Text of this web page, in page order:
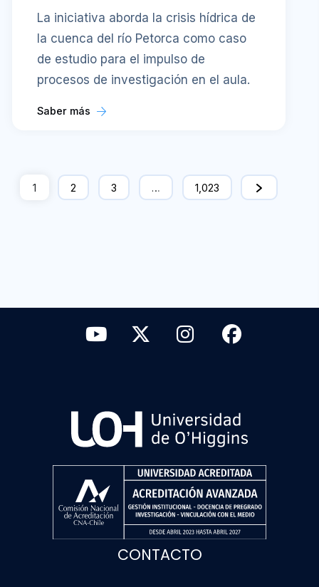
La iniciativa aborda la crisis hídrica de
la cuenca del río Petorca como caso
de estudio para el impulso de
procesos de investigación en el aula.
Saber más
1 2 3 … 1,023
CONTACTO